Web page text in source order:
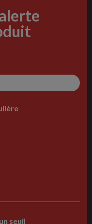
seuil